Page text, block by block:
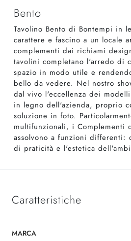
Bento
Tavolino Bento di Bontempi in
carattere e fascino a un locale
complementi dai richiami
tavolini completano l'arredo di
spazio in modo utile e
bello da vedere. Nel nostro
dal vivo l'eccellenza dei
in legno dell'azienda, proprio
soluzione in foto.
multifunzionali, i Complementi
assolvono a funzioni differenti:
di praticità e l'estetica
Caratteristiche
MARCA